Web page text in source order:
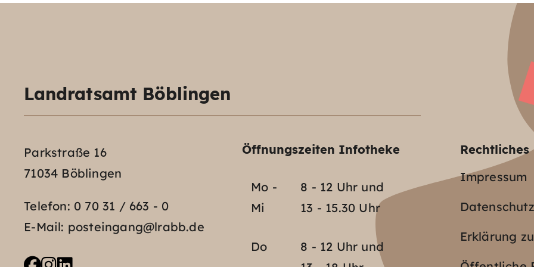
Landratsamt Böblingen
Parkstraße 16
71034 Böblingen
Telefon: 0 70 31 / 663 - 0
E-Mail: posteingang@lrabb.de
Öffnungszeiten Infotheke
Mo -
Mi
8 - 12 Uhr und
13 - 15.30 Uhr
Do
8 - 12 Uhr und
Rechtliches
Impressum
Datenschutz
Erklärung